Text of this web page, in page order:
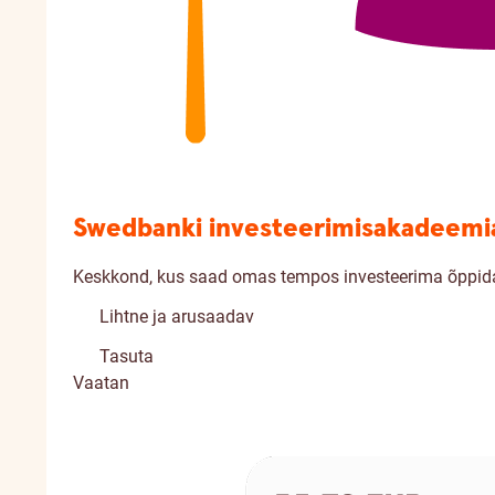
Swedbanki
Keskkond, kus saad omas tempos investeerima
Lihtne ja arusaadav
Tasuta
Vaatan